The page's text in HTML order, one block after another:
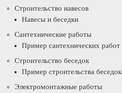
Строительство навесов
Навесы и беседки
Сантехнические работы
Пример сантехнических работ
Строительство беседок
Пример строительства беседок
Электромонтажные работы